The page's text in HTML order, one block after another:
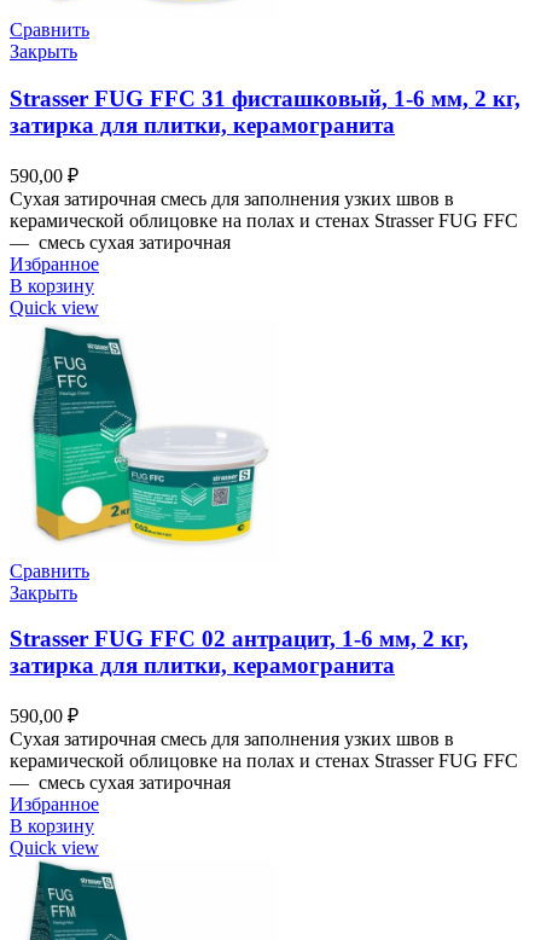
Сравнить
Закрыть
Strasser FUG FFC 31 фисташковый, 1-6 мм, 2 кг,
затирка для плитки, керамогранита
590,00 ₽
Сухая затирочная смесь для заполнения узких швов в
керамической облицовке на полах и стенах Strasser FUG FFC
— смесь сухая затирочная
Избранное
В корзину
Quick view
Сравнить
Закрыть
Strasser FUG FFC 02 антрацит, 1-6 мм, 2 кг,
затирка для плитки, керамогранита
590,00 ₽
Сухая затирочная смесь для заполнения узких швов в
керамической облицовке на полах и стенах Strasser FUG FFC
— смесь сухая затирочная
Избранное
В корзину
Quick view